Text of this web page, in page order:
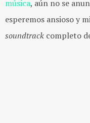
música, aún no se
esperemos ansioso y
soundtrack completo